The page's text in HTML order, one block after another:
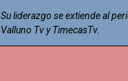
Su liderazgo se extiende al
Valluno Tv y TimecasTv.